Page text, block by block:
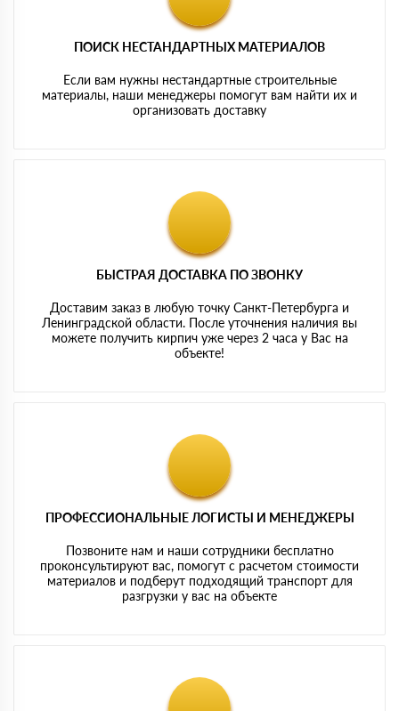
ПОИСК НЕСТАНДАРТНЫХ МАТЕРИАЛОВ
Если вам нужны нестандартные строительные
материалы, наши менеджеры помогут вам найти их и
организовать доставку
БЫСТРАЯ ДОСТАВКА ПО ЗВОНКУ
Доставим заказ в любую точку Санкт-Петербурга и
Ленинградской области. После уточнения наличия вы
можете получить кирпич уже через 2 часа у Вас на
объекте!
ПРОФЕССИОНАЛЬНЫЕ ЛОГИСТЫ И МЕНЕДЖЕРЫ
Позвоните нам и наши сотрудники бесплатно
проконсультируют вас, помогут с расчетом стоимости
материалов и подберут подходящий транспорт для
разгрузки у вас на объекте